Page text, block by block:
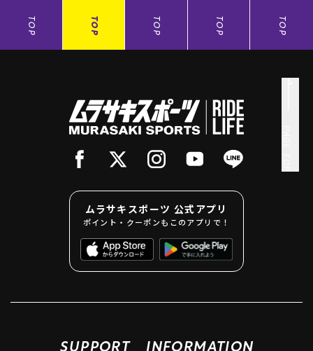
TOP TOP TOP TOP TOP
ムラサキスポーツ 公式アプリ
ポイント・クーポンもこのアプリで！
SUPPORT INFORMATION